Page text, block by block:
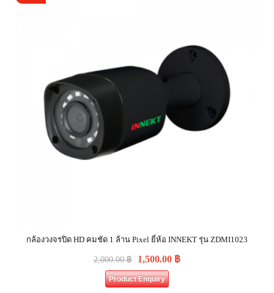
กล้องวงจรปิด HD คมชัด 1 ล้าน Pixel ยี่ห้อ INNEKT รุ่น ZDMI1023
2,000.00฿ 1,500.00 ฿
Product Enquiry